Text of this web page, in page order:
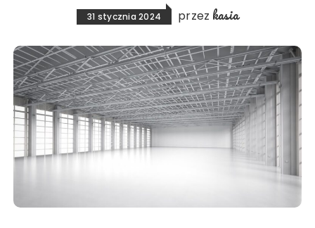
31 stycznia 2024 przez kasia